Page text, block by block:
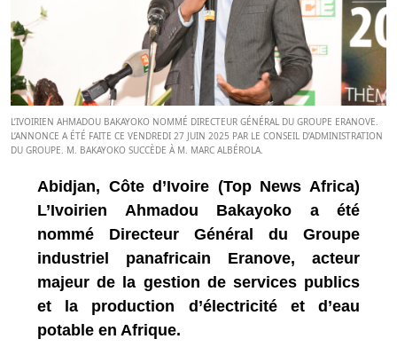
L’IVOIRIEN AHMADOU BAKAYOKO NOMMÉ DIRECTEUR GÉNÉRAL DU GROUPE ERANOVE.
L’ANNONCE A ÉTÉ FAITE CE VENDREDI 27 JUIN 2025 PAR LE CONSEIL D’ADMINISTRATION
DU GROUPE. M. BAKAYOKO SUCCÈDE À M. MARC ALBÉROLA.
Abidjan, Côte d’Ivoire (Top News Africa)
L’Ivoirien Ahmadou Bakayoko a été
nommé Directeur Général du Groupe
industriel panafricain Eranove, acteur
majeur de la gestion de services publics
et la production d’électricité et d’eau
potable en Afrique.